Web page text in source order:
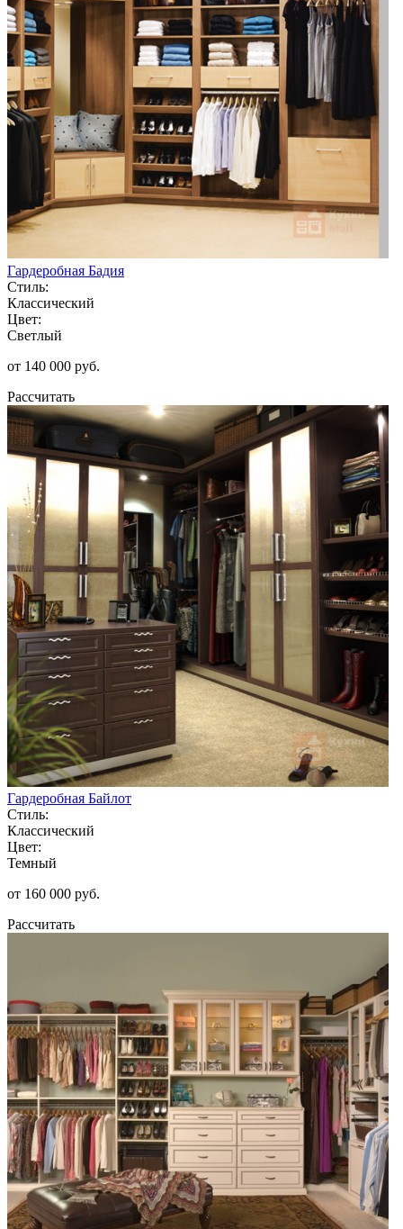
Гардеробная Бадия
Стиль:
Классический
Цвет:
Светлый
от 140 000 руб.
Рассчитать
Гардеробная Байлот
Стиль:
Классический
Цвет:
Темный
от 160 000 руб.
Рассчитать